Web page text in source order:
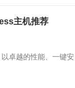
主机推荐
卓越的性能、一键安